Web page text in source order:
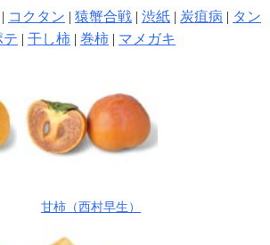
| コクタン | 猿蟹合戦 | 渋紙 | 炭疽病 | タン
テ | 干し柿 | 巻柿 | マメガキ
甘柿（西村早生）